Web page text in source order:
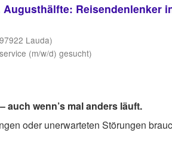
Reisendenlenker
Lauda)
(m/w/d) gesucht)
auch wenn’s mal anders läuft.
oder unerwarteten Störungen